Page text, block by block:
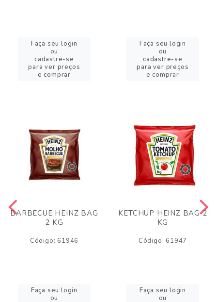
Faça seu login
ou
cadastre-se
para ver preços
e comprar
Faça seu login
ou
cadastre-se
para ver preços
e comprar
BARBECUE HEINZ BAG
2 KG
Código: 61946
Faça seu login
ou
KETCHUP HEINZ BAG 2
KG
Código: 61947
Faça seu login
ou